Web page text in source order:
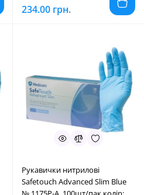
234.00 грн.
Рукавички нитрилові
Safetouсh Advanced Slim Blue